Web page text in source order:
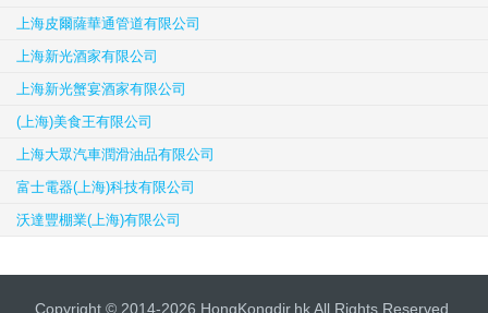
上海皮爾薩華通管道有限公司
上海新光酒家有限公司
上海新光蟹宴酒家有限公司
(上海)美食王有限公司
上海大眾汽車潤滑油品有限公司
富士電器(上海)科技有限公司
沃達豐棚業(上海)有限公司
Copyright © 2014-2026 HongKongdir.hk All Rights Reserved.